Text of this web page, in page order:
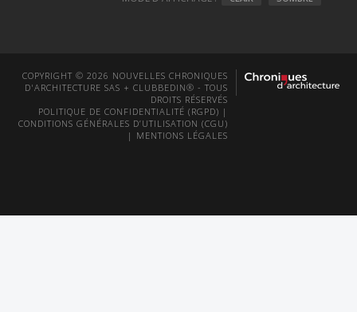
COPYRIGHT © 2026 NOUVELLES CHRONIQUES
D'ARCHITECTURE SAS + CLUBBEDIN® - TOUS
DROITS RÉSERVÉS
POLITIQUE DE CONFIDENTIALITÉ (RGPD) |
CONDITIONS GÉNÉRALES D’UTILISATION (CGU)
| MENTIONS LÉGALES